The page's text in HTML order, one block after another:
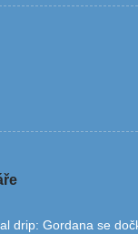
drip: Gordana se